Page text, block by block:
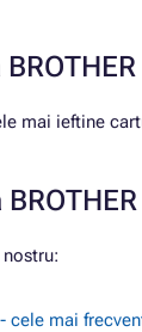
mai ieftine
mai